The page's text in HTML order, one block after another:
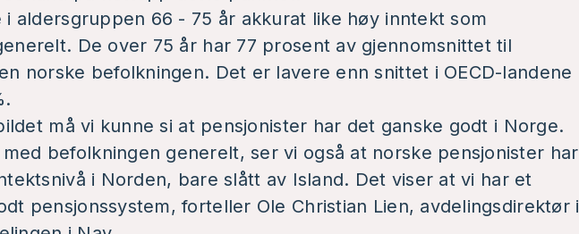
i aldersgruppen 66 - 75 år akkurat like høy inntekt som
De over 75 år har 77 prosent av gjennomsnittet til
norske befolkningen. Det er lavere enn snittet i OECD-landene
må vi kunne si at pensjonister har det ganske godt i Norge.
befolkningen generelt, ser vi også at norske pensjonister har
i Norden, bare slått av Island. Det viser at vi har et
pensjonssystem, forteller Ole Christian Lien, avdelingsdirektør i